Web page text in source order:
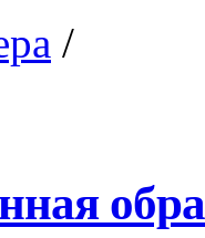
/